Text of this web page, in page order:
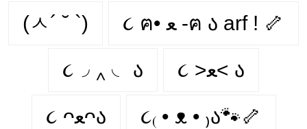
(ㅅ´ ˘ `) ૮ ฅ• ﻌ -ฅ ა arf ! 🦴
૮◞ ‸ ◟ ა ૮ >ﻌ< ა
૮ ᴖﻌᴖა ૮₍ • ᴥ • ₎ა🐾🦴